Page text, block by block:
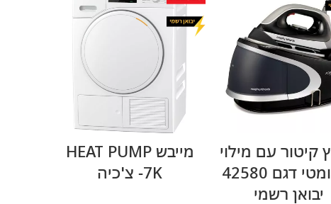
קיטור עם מילוי
אוטומטי דגם 42580
יבואן רשמי
מייבש HEAT PUMP
-7K צ'כיה